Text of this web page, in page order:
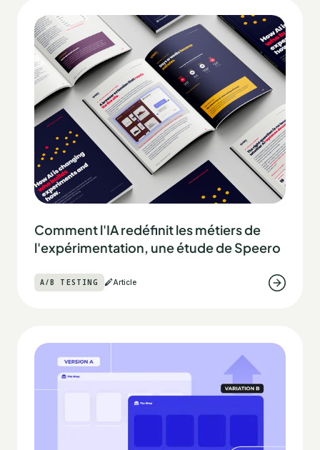
Comment l'IA redéfinit les métiers de
l'expérimentation, une étude de Speero
A/B TESTING Article